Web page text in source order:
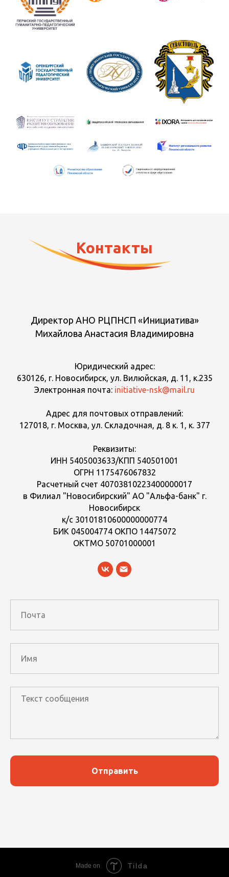
Контакты
Директор АНО РЦПНСП «Инициатива»
Михайлова Анастасия Владимировна
Юридический адрес:
630126, г. Новосибирск, ул. Вилюйская, д. 11, к.235
Электронная почта: initiative-nsk@mail.ru
Адрес для почтовых отправлений:
127018, г. Москва, ул. Складочная, д. 8 к. 1, к. 377
Реквизиты:
ИНН 5405003633/КПП 540501001
ОГРН 1175476067832
Расчетный счет 40703810223400000017
в Филиал "Новосибирский" АО "Альфа-банк" г.
Новосибирск
к/с 30101810600000000774
БИК 045004774 ОКПО 14475072
ОКТМО 50701000001
Отправить
Made on Tilda